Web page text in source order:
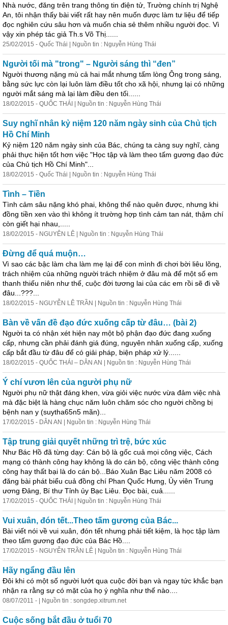
Nhà nước, đăng trên trang thông tin điện tử, Trường chính trị Nghệ
An, tôi nhận thấy bài viết rất hay nên muốn được làm tư liệu để tiếp
đọc nghiên cứu sâu hơn và muốn chia sẻ thêm nhiều người đọc. Vì
vậy xin phép tác giả Th.s Võ Thị......
25/02/2015 - Quốc Thái | Nguồn tin : Nguyễn Hùng Thái
Người tối mà "trong" – Người sáng thì “đen”
Người thương nặng mù cả hai mắt nhưng tấm lòng Ông trong sáng,
bằng sức lực còn lại luôn làm điều tốt cho xã hội, nhưng lại có những
người mắt sáng mà lại làm điều den tối......
18/02/2015 - QUỐC THÁI | Nguồn tin : Nguyễn Hùng Thái
Suy nghĩ nhân kỷ niệm 120 năm ngày sinh của Chủ tịch
Hồ Chí Minh
Kỷ niệm 120 năm ngày sinh của Bác, chúng ta càng suy nghĩ, càng
phải thực hiện tốt hơn việc "Học tập và làm theo tấm gương đạo đức
của Chủ tịch Hồ Chí Minh"...
18/02/2015 - Quốc Thái | Nguồn tin : Nguyễn Hùng Thái
Tình – Tiền
Tình cảm sâu nặng khó phai, không thể nào quên được, nhưng khi
đồng tiền xen vào thì không ít trường hợp tình cảm tan nát, thậm chí
còn giết hại nhau,.....
18/02/2015 - NGUYÊN LÊ | Nguồn tin : Nguyễn Hùng Thái
Đừng để quá muộn…
Vì sao các bậc làm cha làm mẹ lại để con mình đi chơi bời liêu lõng,
trách nhiệm của những người trách nhiệm ở đâu mà để một số em
thanh thiếu niên như thế, cuộc đời tương lai của các em rồi sẽ đi về
đâu...???...
18/02/2015 - NGUYỄN LÊ TRẦN | Nguồn tin : Nguyễn Hùng Thái
Bàn về vấn đề đạo đức xuống cấp từ đâu… (bài 2)
Người ta có nhận xét hiện nay một bộ phận đạo đức đang xuống
cấp, nhưng cần phải đánh giá đúng, nguyên nhân xuống cấp, xuống
cấp bắt đầu từ đâu để có giải pháp, biện pháp xử lý......
18/02/2015 - QUỐC THÁI – DÂN AN | Nguồn tin : Nguyễn Hùng Thái
Ý chí vươn lên của người phụ nữ
Người phụ nữ thật đáng khen, vừa giỏi việc nước vừa đảm việc nhà
mà đặc biệt là hàng chục năm luôn chăm sóc cho người chồng bị
bệnh nan y (suytha65n5 mãn)...
17/02/2015 - DÂN AN | Nguồn tin : Nguyễn Hùng Thái
Tập trung giải quyết những trì trệ, bức xúc
Như Bác Hồ đã từng dạy: Cán bộ là gốc cuả mọi công việc, Cách
mạng có thành công hay không là do cán bộ, công việc thành công
công hay thất bại là do cán bộ...Báo Xuân Bạc Liêu năm 2008 có
đăng bài phát biểu cuả đồng chí Phan Quốc Hưng, Ủy viên Trung
ương Đảng, Bí thư Tỉnh ủy Bạc Liêu. Đọc bài, cuả......
17/02/2015 - QUỐC THÁI | Nguồn tin : Nguyễn Hùng Thái
Vui xuân, đón tết...Theo tấm gương của Bác...
Bài viết nói về vui xuân, đón tết nhưng phải tiết kiệm, là học tập làm
theo tấm gương đạo đức của Bác Hồ....
17/02/2015 - NGUYỄN TRẦN LÊ | Nguồn tin : Nguyễn Hùng Thái
Hãy ngẩng đầu lên
Đôi khi có một số người lướt qua cuộc đời bạn và ngay tức khắc bạn
nhận ra rằng sự có mặt của họ ý nghĩa như thế nào....
08/07/2011 - | Nguồn tin : songdep.xitrum.net
Cuộc sống bắt đầu ở tuổi 70